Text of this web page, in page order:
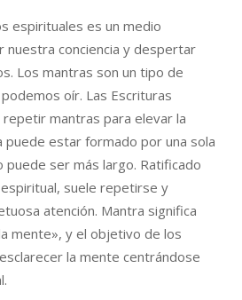
espirituales es un medio
nuestra conciencia y despertar
Los mantras son un tipo de
oír. Las Escrituras
mantras para elevar la
puede estar formado por una sola
puede ser más largo. Ratificado
suele repetirse y
atención. Mantra significa
mente», y el objetivo de los
la mente centrándose